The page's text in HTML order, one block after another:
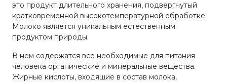
это продукт длительного хранения, подвергнутый
кратковременной высокотемпературной обработке.
Молоко является уникальным естественным
продуктом природы.
В нем содержатся все необходимые для питания
человека органические и минеральные вещества.
Жирные кислоты, входящие в состав молока,